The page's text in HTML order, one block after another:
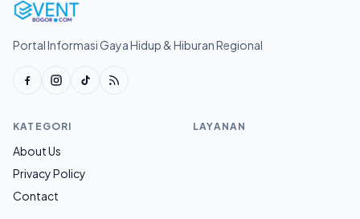
Portal Informasi Gaya Hidup & Hiburan Regional
KATEGORI
About Us
Privacy Policy
Contact
LAYANAN